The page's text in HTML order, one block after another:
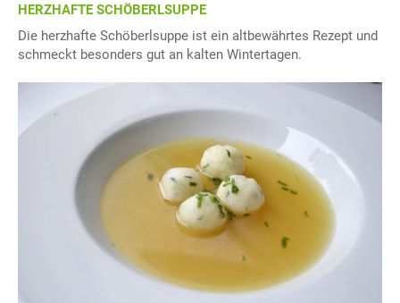
HERZHAFTE SCHÖBERLSUPPE
Die herzhafte Schöberlsuppe ist ein altbewährtes Rezept und
schmeckt besonders gut an kalten Wintertagen.